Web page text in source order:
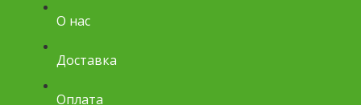
О нас
Доставка
Оплата